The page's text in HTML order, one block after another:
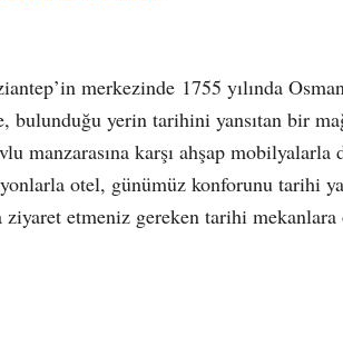
merkezinde 1755 yılında
bulunduğu yerin tarihini yansıtan bir
manzarasına karşı ahşap
otel, günümüz konforunu tarihi
etmeniz gereken tarihi mekanlara